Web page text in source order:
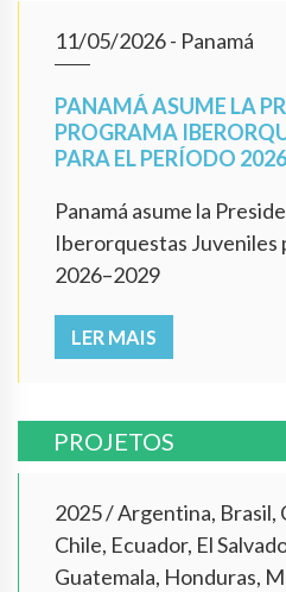
11/05/2026- Panamá
PANAMÁ ASUME LA
PROGRAMA
PARA EL PERÍODO
Panamá asume la
Iberorquestas Juveniles
2026–2029
LER MAIS
PROJETOS
2025/Argentina, Brasil,
Chile, Ecuador, El
Guatemala, Honduras,